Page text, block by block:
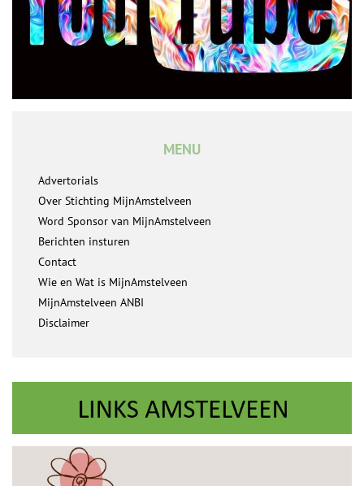
MENU
Advertorials
Over Stichting MijnAmstelveen
Word Sponsor van MijnAmstelveen
Berichten insturen
Contact
Wie en Wat is MijnAmstelveen
MijnAmstelveen ANBI
Disclaimer